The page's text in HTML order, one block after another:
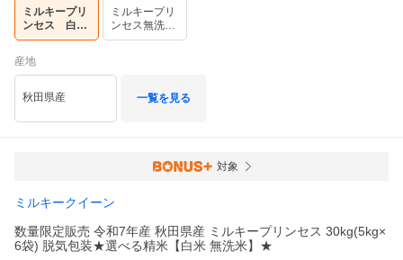
ミルキープリ
ンセス　白米
30kg
ミルキープリ
ンセス無洗米
30kg
産地
秋田県産 一覧を見る
対象
ミルキークイーン
数量限定販売 令和7年産 秋田県産 ミルキープリンセス 30kg(5kg×
6袋) 脱気包装★選べる精米【白米 無洗米】★